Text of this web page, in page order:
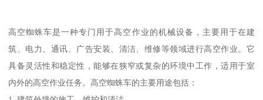
高空蜘蛛车是一种专门用于高空作业的机械设备，主要用于在建
筑、电力、通讯、广告安装、清洁、维修等领域进行高空作业。它
具备灵活性和稳定性，能够在狭窄或复杂的环境中工作，适用于室
内外的高空作业任务。高空蜘蛛车的主要用途包括：